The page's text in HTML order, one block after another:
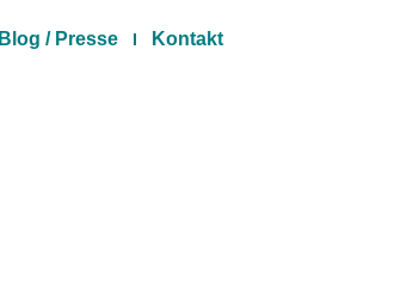
Blog / Presse Kontakt